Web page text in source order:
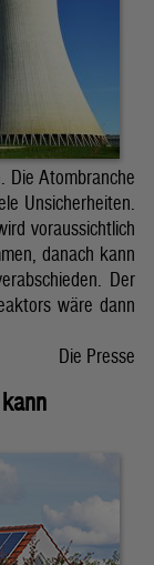
Die Atombranche
Unsicherheiten.
voraussichtlich
danach kann
Der
wäre dann
Die Presse